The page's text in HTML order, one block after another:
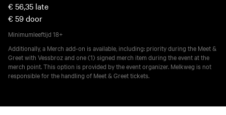
€ 56,35 late
€ 59door
Minimumleeftijd 18+
Additionally, a Merch add-on is available, including: priority during the Meet &
Greet with Vessbroz and one (1) signed merch item during the event at the
merch point. This option is provided by the event organizer. Melkweg is not
responsible for the handling of Meet & Greet tickets.